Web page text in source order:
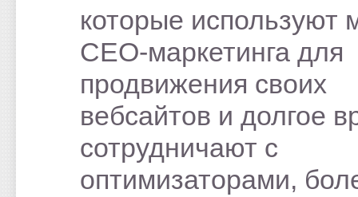
которые используют
СЕО-маркетинга для
продвижения своих
вебсайтов и долгое
сотрудничают с
оптимизаторами,